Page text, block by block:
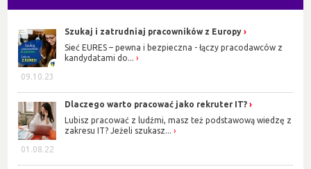
09.10.23
Szukaj i zatrudniaj pracowników z Europy
Sieć EURES – pewna i bezpieczna - łączy pracodawców z
kandydatami do...
01.08.22
Dlaczego warto pracować jako rekruter IT?
Lubisz pracować z ludźmi, masz też podstawową wiedzę z
zakresu IT? Jeżeli szukasz...